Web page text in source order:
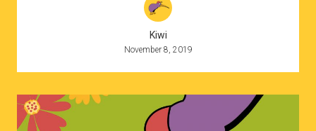
Kiwi
November 8, 2019